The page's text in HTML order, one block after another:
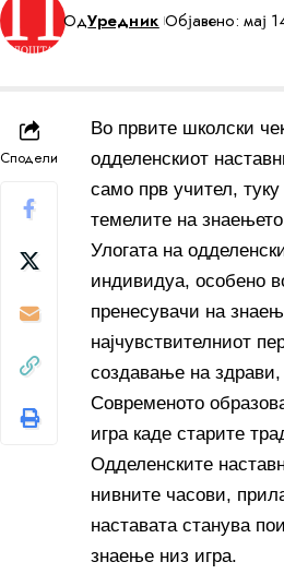
ОдУредник Објавено: мај
Сподели
Во првите школски
одделенскиот
само прв учител,
темелите на
Улогата на
индивидуа, особено
пренесувачи на
најчувствителниот
создавање на
Современото
игра каде старите
Одделенските
нивните часови,
наставата станува
знаење низ игра.